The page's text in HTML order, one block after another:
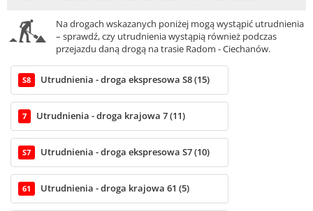
Na drogach wskazanych poniżej mogą wystąpić utrudnienia
– sprawdź, czy utrudnienia wystąpią również podczas
przejazdu daną drogą na trasie Radom - Ciechanów.
S8 Utrudnienia - droga ekspresowa S8 (15)
7 Utrudnienia - droga krajowa 7 (11)
S7 Utrudnienia - droga ekspresowa S7 (10)
61 Utrudnienia - droga krajowa 61 (5)